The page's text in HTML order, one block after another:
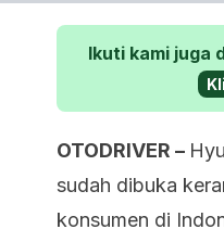
Ikuti kami juga
OTODRIVER –
sudah dibuka
konsumen di